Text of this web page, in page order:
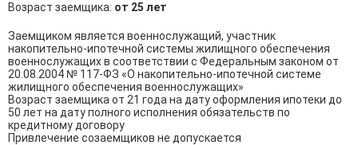
Возраст заемщика: от 25 лет
Заемщиком является военнослужащий, участник
накопительно-ипотечной системы жилищного обеспечения
военнослужащих в соответствии с Федеральным законом от
20.08.2004 № 117-ФЗ «О накопительно-ипотечной системе
жилищного обеспечения военнослужащих»
Возраст заемщика от 21 года на дату оформления ипотеки до
50 лет на дату полного исполнения обязательств по
кредитному договору
Привлечение созаемщиков не допускается